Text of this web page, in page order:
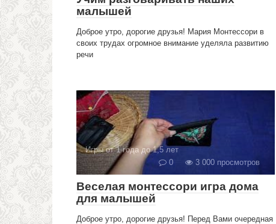
малышей
Доброе утро, дорогие друзья! Мария Монтессори в
своих трудах огромное внимание уделяла развитию
речи
Игры от 1 года до 1,5 лет
0
3 000 просмотров
Веселая монтессори игра дома
для малышей
Доброе утро, дорогие друзья! Перед Вами очередная